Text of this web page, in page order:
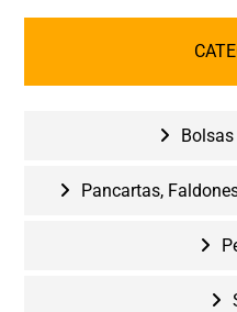
Pancartas,